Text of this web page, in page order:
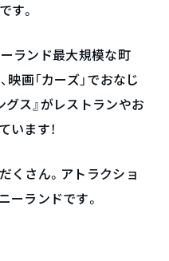
す。
ランド最大規模な町
映画「カーズ」でおなじ
グス』がレストランやお
います！
くさん。アトラクショ
ーランドです。